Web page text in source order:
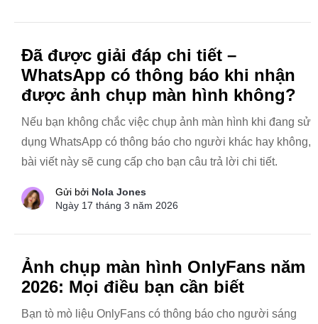
Đã được giải đáp chi tiết –
WhatsApp có thông báo khi nhận
được ảnh chụp màn hình không?
Nếu bạn không chắc việc chụp ảnh màn hình khi đang sử
dụng WhatsApp có thông báo cho người khác hay không,
bài viết này sẽ cung cấp cho bạn câu trả lời chi tiết.
Gửi bởi Nola Jones
Ngày 17 tháng 3 năm 2026
Ảnh chụp màn hình OnlyFans năm
2026: Mọi điều bạn cần biết
Bạn tò mò liệu OnlyFans có thông báo cho người sáng